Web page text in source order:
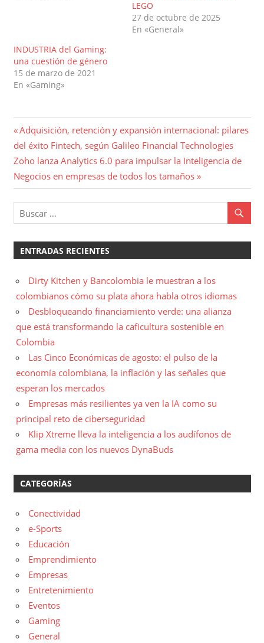
LEGO
27 de octubre de 2025
En «General»
INDUSTRIA del Gaming:
una cuestión de género
15 de marzo de 2021
En «Gaming»
Navegación
de
entradas
Entrada
anterior:
Adquisición, retención y expansión internacional: pilares
del éxito Fintech, según Galileo Financial Technologies
Entrada
siguiente:
Zoho lanza Analytics 6.0 para impulsar la Inteligencia de
Negocios en empresas de todos los tamaños
ENTRADAS RECIENTES
Dirty Kitchen y Bancolombia le muestran a los
colombianos cómo su plata ahora habla otros idiomas
Desbloqueando financiamiento verde: una alianza
que está transformando la caficultura sostenible en
Colombia
Las Cinco Económicas de agosto: el pulso de la
economía colombiana, la inflación y las señales que
esperan los mercados
Empresas más resilientes ya ven la IA como su
principal reto de ciberseguridad
Klip Xtreme lleva la inteligencia a los audífonos de
gama media con los nuevos DynaBuds
CATEGORÍAS
Conectividad
e-Sports
Educación
Emprendimiento
Empresas
Entretenimiento
Eventos
Gaming
General